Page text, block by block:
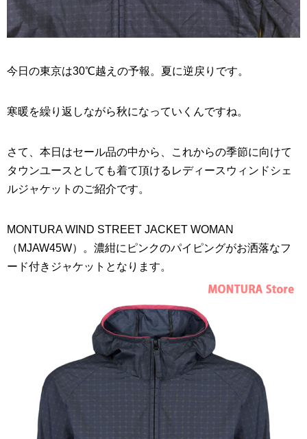
今日の東京は30℃越えの予報。夏に逆戻りです。
寒暖を繰り返しながら秋になっていくんですね。
さて、本日はセール品の中から、これからの季節に向けて
タウンユースとしても着て頂けるレディースウィンドシェ
ルジャケットのご紹介です。
MONTURA WIND STREET JACKET WOMAN
（MJAW45W）。濃紺にピンクのパイピングがお洒落なフ
ード付きジャケットとなります。